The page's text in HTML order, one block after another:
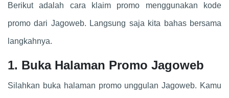
Berikut adalah cara klaim promo menggunakan kode
promo dari Jagoweb. Langsung saja kita bahas bersama
langkahnya.
1. Buka Halaman Promo Jagoweb
Silahkan buka halaman promo unggulan Jagoweb. Kamu